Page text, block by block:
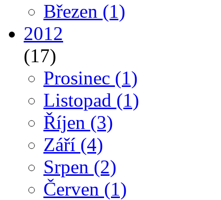
Březen (1)
2012
(17)
Prosinec (1)
Listopad (1)
Říjen (3)
Září (4)
Srpen (2)
Červen (1)